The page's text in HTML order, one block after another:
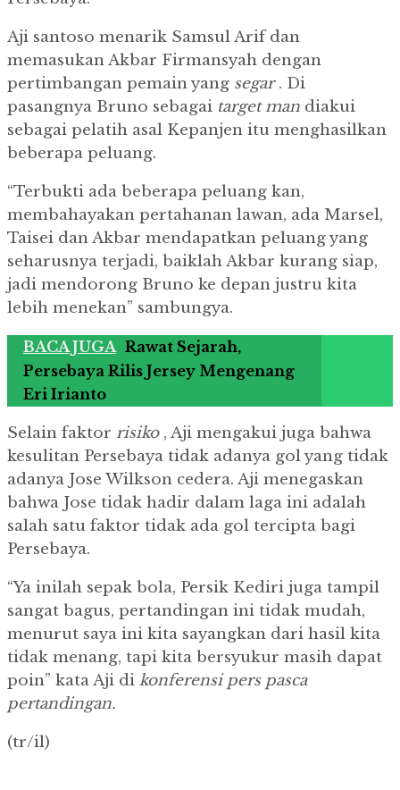
Aji santoso menarik Samsul Arif dan
memasukan Akbar Firmansyah dengan
pertimbangan pemain yang segar. Di
pasangnya Bruno sebagai target man diakui
sebagai pelatih asal Kepanjen itu menghasilkan
beberapa peluang.
“Terbukti ada beberapa peluang kan,
membahayakan pertahanan lawan, ada Marsel,
Taisei dan Akbar mendapatkan peluang yang
seharusnya terjadi, baiklah Akbar kurang siap,
jadi mendorong Bruno ke depan justru kita
lebih menekan” sambungya.
BACA JUGA Rawat Sejarah,
Persebaya Rilis Jersey Mengenang
Eri Irianto
Selain faktor risiko, Aji mengakui juga bahwa
kesulitan Persebaya tidak adanya gol yang tidak
adanya Jose Wilkson cedera. Aji menegaskan
bahwa Jose tidak hadir dalam laga ini adalah
salah satu faktor tidak ada gol tercipta bagi
Persebaya.
“Ya inilah sepak bola, Persik Kediri juga tampil
sangat bagus, pertandingan ini tidak mudah,
menurut saya ini kita sayangkan dari hasil kita
tidak menang, tapi kita bersyukur masih dapat
poin” kata Aji di konferensi pers pasca
pertandingan.
(tr/il)